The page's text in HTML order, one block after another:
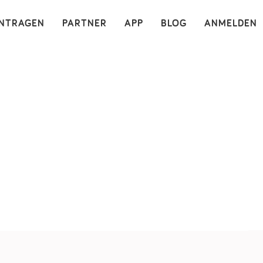
ANMELDEN
BLOG
APP
PARTNER ×